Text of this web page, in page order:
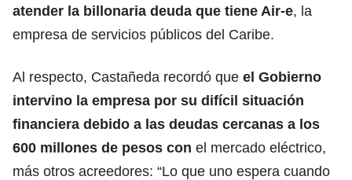
atender la billonaria deuda que tiene Air-e, la
empresa de servicios públicos del Caribe.
Al respecto, Castañeda recordó que el Gobierno
intervino la empresa por su difícil situación
financiera debido a las deudas cercanas a los
600 millones de pesos con el mercado eléctrico,
más otros acreedores: “Lo que uno espera cuando